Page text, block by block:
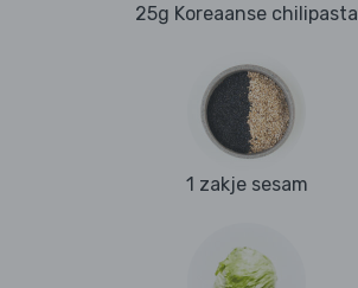
25g Koreaanse chilipasta
1 zakje sesam